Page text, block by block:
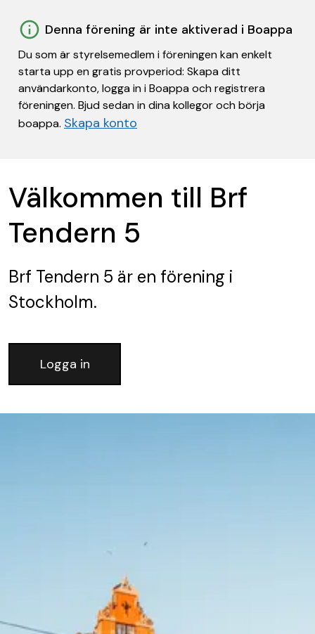
Denna förening är inte aktiverad i Boappa
Du som är styrelsemedlem i föreningen kan enkelt
starta upp en gratis provperiod: Skapa ditt
användarkonto, logga in i Boappa och registrera
föreningen. Bjud sedan in dina kollegor och börja
boappa. Skapa konto
Välkommen till Brf
Tendern 5
Brf Tendern 5 är en förening i
Stockholm.
Logga in